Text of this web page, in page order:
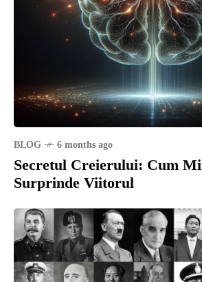
BLOG 6 months ago
Secretul Creierului: Cum
Surprinde Viitorul